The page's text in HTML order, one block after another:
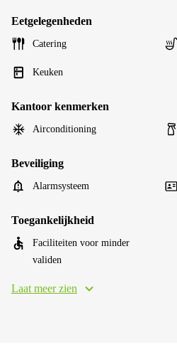
Eetgelegenheden
Catering
Keuken
Kantoor kenmerken
Airconditioning
Beveiliging
Alarmsysteem
Toegankelijkheid
Faciliteiten voor minder
validen
Laat meer zien